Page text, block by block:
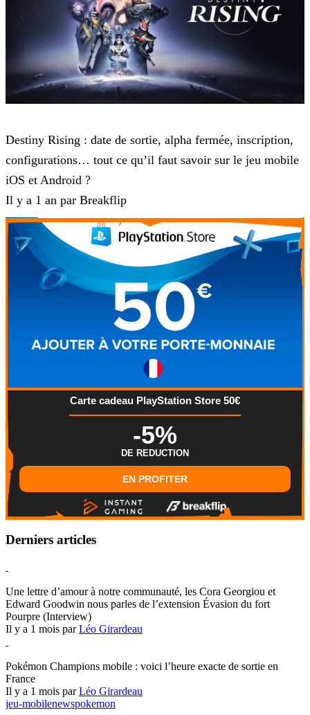
Destiny Rising : date de sortie, alpha fermée, inscription,
configurations… tout ce qu’il faut savoir sur le jeu mobile
iOS et Android ?
Il y a 1 an par Breakflip
Carte cadeau PlayStation Store 50€
-5%
DE REDUCTION
EN PROFITER
Derniers articles
Une lettre d’amour à notre communauté, les Cora Georgiou et
Edward Goodwin nous parles de l’extension Évasion du fort
Pourpre (Interview)
Il y a 1 mois parLéo Girardeau
Pokémon Champions mobile : voici l’heure exacte de sortie en
France
Il y a 1 mois parLéo Girardeau
jeu-mobilenewspokemon